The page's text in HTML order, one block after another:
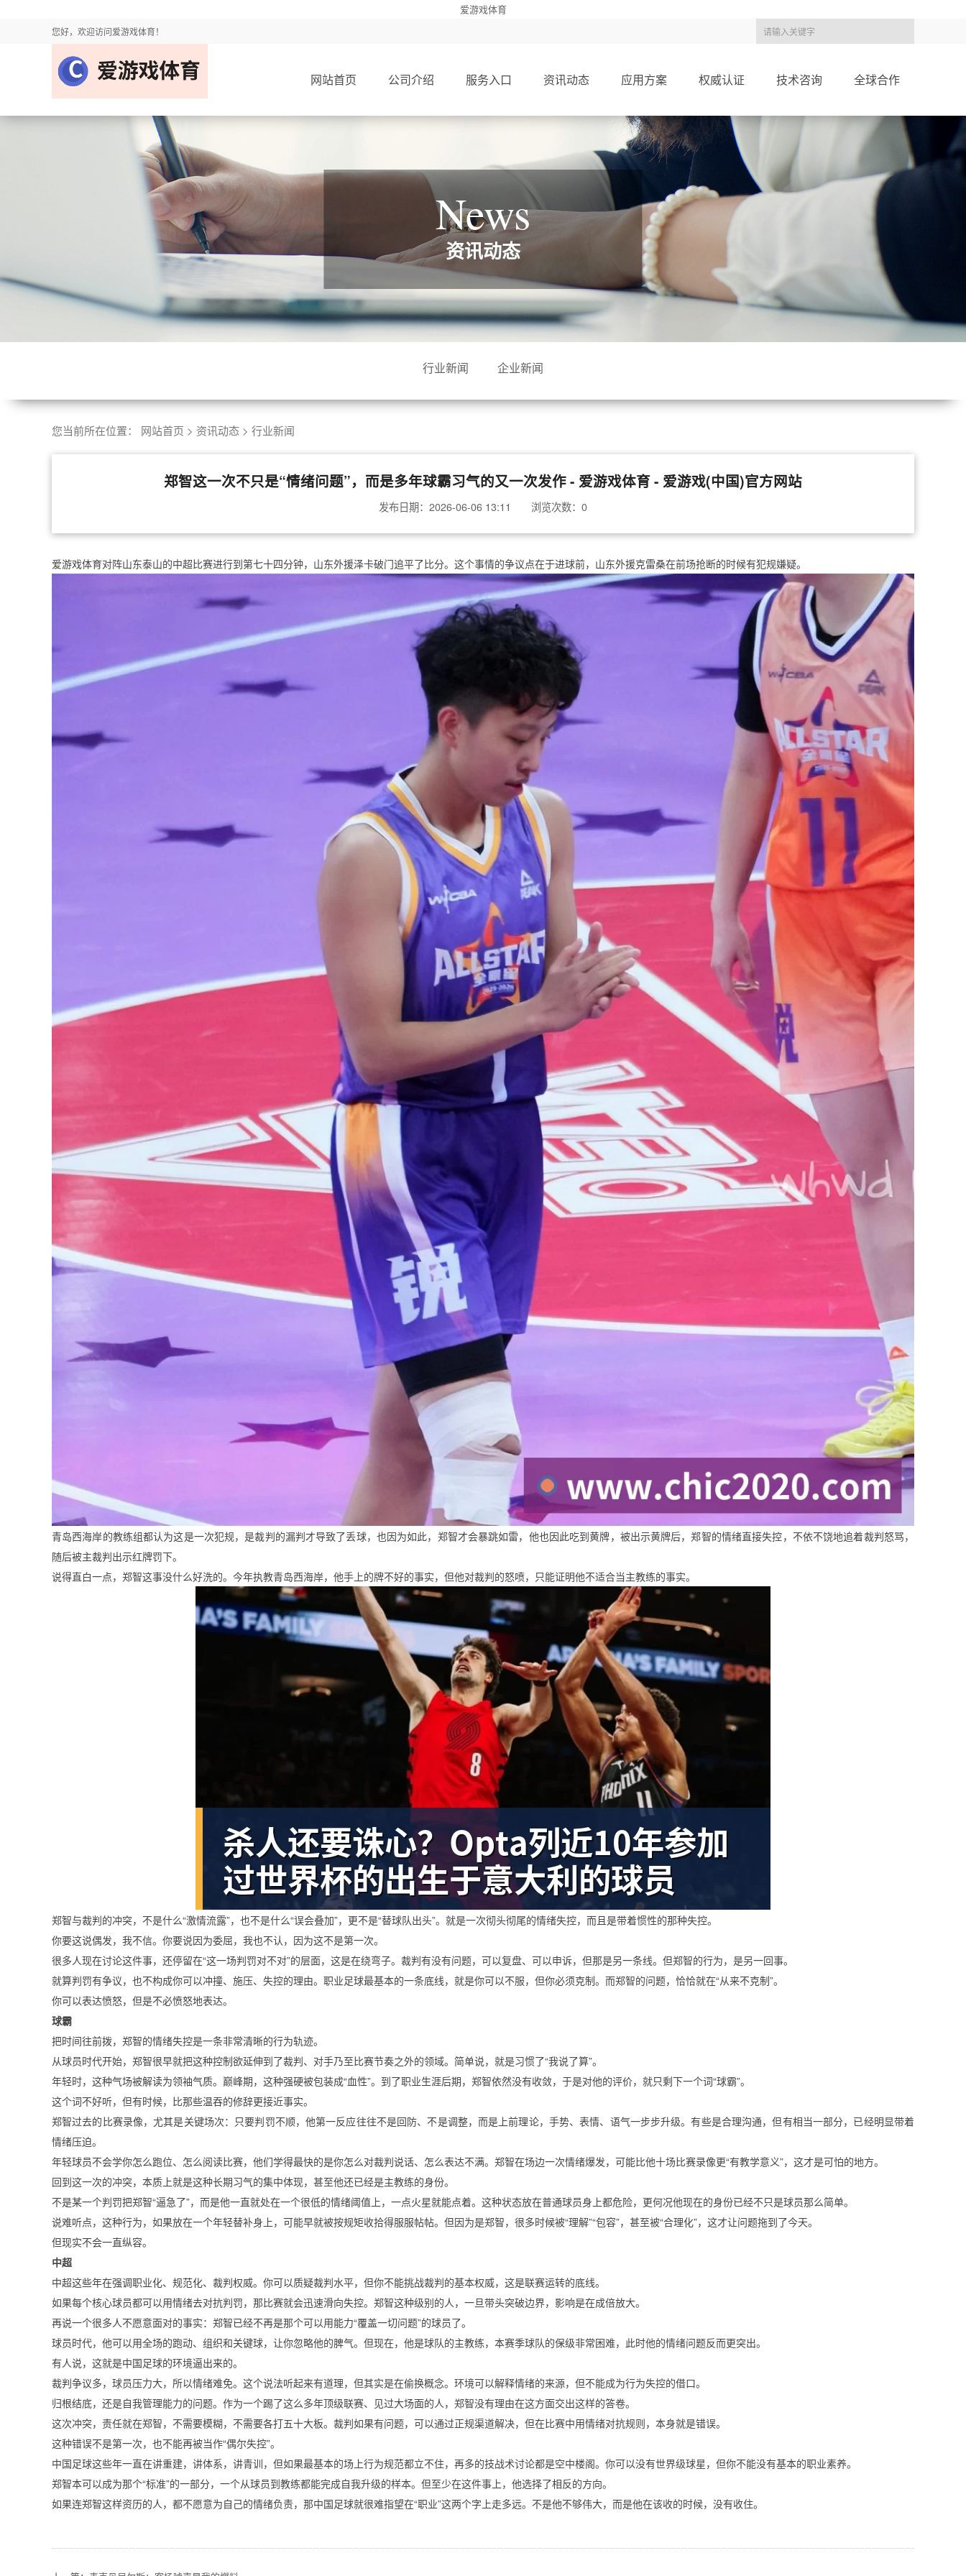
爱游戏体育
您好，欢迎访问爱游戏体育！
网站首页 公司介绍 服务入口 资讯动态 应用方案 权威认证 技术咨询 全球合作
News
资讯动态
行业新闻 企业新闻
您当前所在位置： 网站首页 > 资讯动态 > 行业新闻
郑智这一次不只是“情绪问题”，而是多年球霸习气的又一次发作 - 爱游戏体育 - 爱游戏(中国)官方网站
发布日期：2026-06-06 13:11 浏览次数： 0
爱游戏体育对阵山东泰山的中超比赛进行到第七十四分钟，山东外援泽卡破门追平了比分。这个事情的争议点在于进球前，山东外援克雷桑在前场抢断的时候有犯规嫌疑。
青岛西海岸的教练组都认为这是一次犯规，是裁判的漏判才导致了丢球，也因为如此，郑智才会暴跳如雷，他也因此吃到黄牌，被出示黄牌后，郑智的情绪直接失控，不依不饶地追着裁判怒骂，
随后被主裁判出示红牌罚下。
说得直白一点，郑智这事没什么好洗的。今年执教青岛西海岸，他手上的牌不好的事实，但他对裁判的怒喷，只能证明他不适合当主教练的事实。
郑智与裁判的冲突，不是什么“激情流露”，也不是什么“误会叠加”，更不是“替球队出头”。就是一次彻头彻尾的情绪失控，而且是带着惯性的那种失控。
你要这说偶发，我不信。你要说因为委屈，我也不认，因为这不是第一次。
很多人现在讨论这件事，还停留在“这一场判罚对不对”的层面，这是在绕弯子。裁判有没有问题，可以复盘、可以申诉，但那是另一条线。但郑智的行为，是另一回事。
就算判罚有争议，也不构成你可以冲撞、施压、失控的理由。职业足球最基本的一条底线，就是你可以不服，但你必须克制。而郑智的问题，恰恰就在“从来不克制”。
你可以表达愤怒，但是不必愤怒地表达。
球霸
把时间往前拨，郑智的情绪失控是一条非常清晰的行为轨迹。
从球员时代开始，郑智很早就把这种控制欲延伸到了裁判、对手乃至比赛节奏之外的领域。简单说，就是习惯了“我说了算”。
年轻时，这种气场被解读为领袖气质。巅峰期，这种强硬被包装成“血性”。到了职业生涯后期，郑智依然没有收敛，于是对他的评价，就只剩下一个词“球霸”。
这个词不好听，但有时候，比那些温吞的修辞更接近事实。
郑智过去的比赛录像，尤其是关键场次：只要判罚不顺，他第一反应往往不是回防、不是调整，而是上前理论，手势、表情、语气一步步升级。有些是合理沟通，但有相当一部分，已经明显带着
情绪压迫。
年轻球员不会学你怎么跑位、怎么阅读比赛，他们学得最快的是你怎么对裁判说话、怎么表达不满。郑智在场边一次情绪爆发，可能比他十场比赛录像更“有教学意义”，这才是可怕的地方。
回到这一次的冲突，本质上就是这种长期习气的集中体现，甚至他还已经是主教练的身份。
不是某一个判罚把郑智“逼急了”，而是他一直就处在一个很低的情绪阈值上，一点火星就能点着。这种状态放在普通球员身上都危险，更何况他现在的身份已经不只是球员那么简单。
说难听点，这种行为，如果放在一个年轻替补身上，可能早就被按规矩收拾得服服帖帖。但因为是郑智，很多时候被“理解”“包容”，甚至被“合理化”，这才让问题拖到了今天。
但现实不会一直纵容。
中超
中超这些年在强调职业化、规范化、裁判权威。你可以质疑裁判水平，但你不能挑战裁判的基本权威，这是联赛运转的底线。
如果每个核心球员都可以用情绪去对抗判罚，那比赛就会迅速滑向失控。郑智这种级别的人，一旦带头突破边界，影响是在成倍放大。
再说一个很多人不愿意面对的事实：郑智已经不再是那个可以用能力“覆盖一切问题”的球员了。
球员时代，他可以用全场的跑动、组织和关键球，让你忽略他的脾气。但现在，他是球队的主教练，本赛季球队的保级非常困难，此时他的情绪问题反而更突出。
有人说，这就是中国足球的环境逼出来的。
裁判争议多，球员压力大，所以情绪难免。这个说法听起来有道理，但其实是在偷换概念。环境可以解释情绪的来源，但不能成为行为失控的借口。
归根结底，还是自我管理能力的问题。作为一个踢了这么多年顶级联赛、见过大场面的人，郑智没有理由在这方面交出这样的答卷。
这次冲突，责任就在郑智，不需要模糊，不需要各打五十大板。裁判如果有问题，可以通过正规渠道解决，但在比赛中用情绪对抗规则，本身就是错误。
这种错误不是第一次，也不能再被当作“偶尔失控”。
中国足球这些年一直在讲重建，讲体系，讲青训，但如果最基本的场上行为规范都立不住，再多的技战术讨论都是空中楼阁。你可以没有世界级球星，但你不能没有基本的职业素养。
郑智本可以成为那个“标准”的一部分，一个从球员到教练都能完成自我升级的样本。但至少在这件事上，他选择了相反的方向。
如果连郑智这样资历的人，都不愿意为自己的情绪负责，那中国足球就很难指望在“职业”这两个字上走多远。不是他不够伟大，而是他在该收的时候，没有收住。